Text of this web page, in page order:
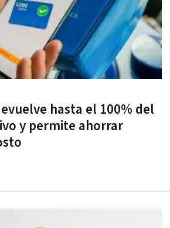
hasta el 100% del
y permite ahorrar